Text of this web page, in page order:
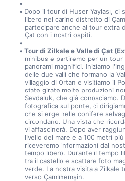
Dopo il tour di Huser Yaylası, ci
libero nel carino distretto di
partecipare anche al tour extra
Çat con i nostri ospiti.
Tour di Zilkale e Valle di Çat
minibus e partiremo per un
panorami magnifici. Iniziamo
delle due valli che formano la
villaggio di Ortan e visitiamo il
state girate molte produzioni
Sevdaluk, che già conosciamo.
fotografica sul ponte, ci
che si erge nelle conifere
circondano. Una vista che
vi affascinerà. Dopo aver
livello del mare e a 100 metri
riceveremo informazioni dal
tempo libero. Durante il tempo
tra il castello e scattare foto
verde. La nostra visita a Zilkale
verso Çamlıhemşin.